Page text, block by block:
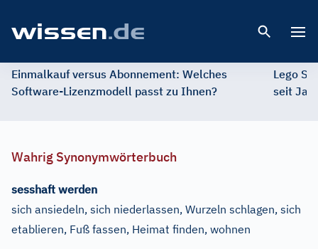
Einmalkauf versus Abonnement: Welches
Software-Lizenzmodell passt zu Ihnen?
Lego
seit
Wahrig Synonymwörterbuch
sesshaft werden
sich ansiedeln, sich niederlassen, Wurzeln schlagen, sich
etablieren, Fuß fassen, Heimat finden, wohnen